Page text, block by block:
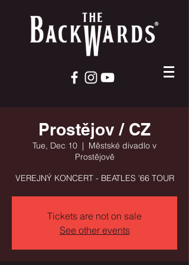
Prostějov / CZ
Tue, Dec 10
  |
Městské divadlo v
Prostějově
VEREJNÝ KONCERT - BEATLES '66 TOUR
Tickets are not on sale
See other events